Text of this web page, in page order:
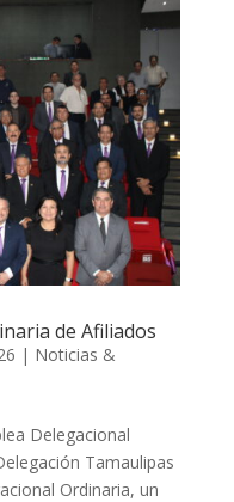
de Afiliados
| Noticias &
Delegacional
Tamaulipas
Ordinaria, un